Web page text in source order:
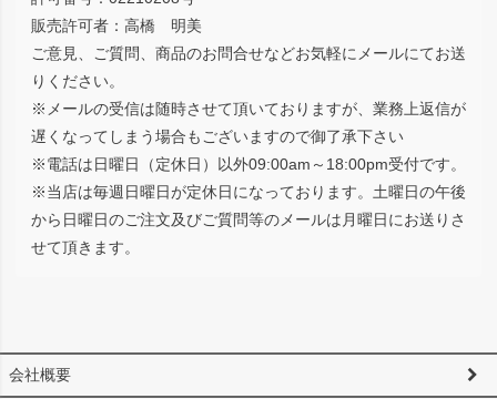
販売許可者：高橋 明美
ご意見、ご質問、商品のお問合せなどお気軽にメールにてお送
りください。
※メールの受信は随時させて頂いておりますが、業務上返信が
遅くなってしまう場合もございますので御了承下さい
※電話は日曜日（定休日）以外09:00am～18:00pm受付です。
※当店は毎週日曜日が定休日になっております。土曜日の午後
から日曜日のご注文及びご質問等のメールは月曜日にお送りさ
せて頂きます。
会社概要